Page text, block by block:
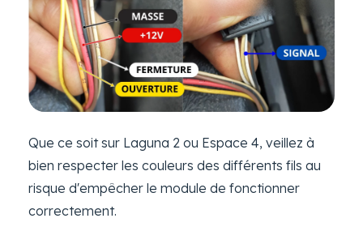
Que ce soit sur Laguna 2 ou Espace 4, veillez à
bien respecter les couleurs des différents fils au
risque d'empêcher le module de fonctionner
correctement.